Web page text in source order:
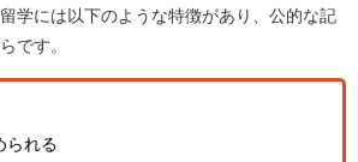
学には以下のような特徴があり、公的な記
です。
られる